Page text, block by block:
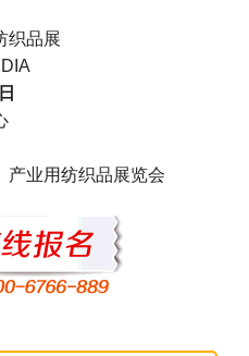
织品展
产业用纺织品展览会